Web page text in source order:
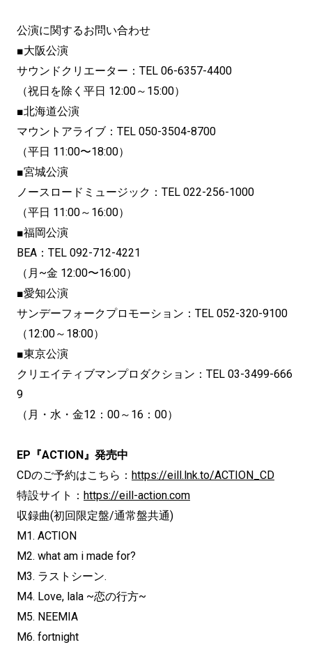
公演に関するお問い合わせ
■大阪公演
サウンドクリエーター：TEL 06-6357-4400
（祝日を除く平日 12:00～15:00）
■北海道公演
マウントアライブ：TEL 050-3504-8700
（平日 11:00〜18:00）
■宮城公演
ノースロードミュージック：TEL 022-256-1000
（平日 11:00～16:00）
■福岡公演
BEA：TEL 092-712-4221
（月~金 12:00〜16:00）
■愛知公演
サンデーフォークプロモーション：TEL 052-320-9100
（12:00～18:00）
■東京公演
クリエイティブマンプロダクション：TEL 03-3499-666
9
（月・水・金12：00～16：00）
EP『ACTION』発売中
CDのご予約はこちら： https://eill.lnk.to/ACTION_CD
特設サイト： https://eill-action.com
収録曲(初回限定盤/通常盤共通)
M1. ACTION
M2. what am i made for?
M3. ラストシーン.
M4. Love, lala ~恋の行方~
M5. NEEMIA
M6. fortnight